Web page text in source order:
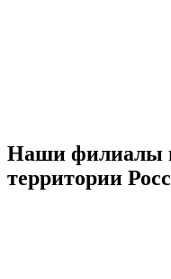
Наши филиалы
территории